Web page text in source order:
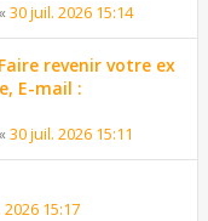
« 30 juil. 2026 15:14
revenir votre ex
E-mail :
« 30 juil. 2026 15:11
15:17